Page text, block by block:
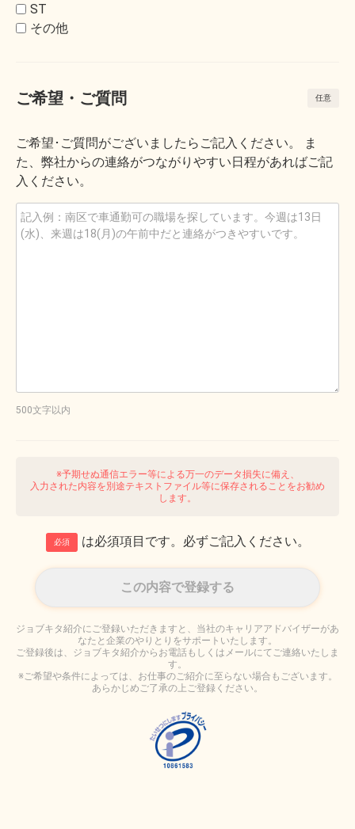
ST
その他
ご希望・ご質問
ご希望･ご質問がございましたらご記入ください。 ま
た、弊社からの連絡がつながりやすい日程があればご記
入ください。
500文字以内
※予期せぬ通信エラー等による万一のデータ損失に備え、
入力された内容を別途テキストファイル等に保存されることをお勧め
します。
必須 は必須項目です。必ずご記入ください。
ジョブキタ紹介にご登録いただきますと、当社のキャリアアドバイザーがあ
なたと企業のやりとりをサポートいたします。
ご登録後は、ジョブキタ紹介からお電話もしくはメールにてご連絡いたしま
す。
※ご希望や条件によっては、お仕事のご紹介に至らない場合もございます。
あらかじめご了承の上ご登録ください。